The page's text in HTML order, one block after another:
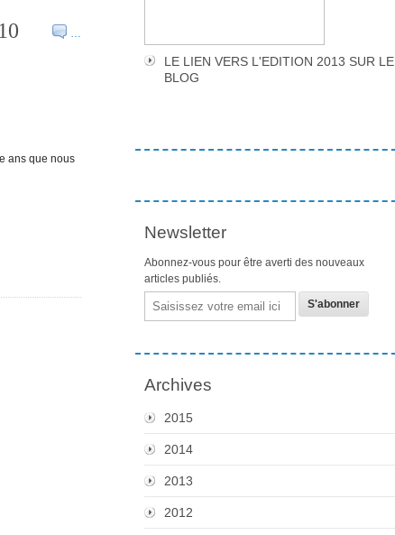
…
ans que nous
LE LIEN VERS L'EDITION 2013 SUR LE
BLOG
Newsletter
Abonnez-vous pour être averti des nouveaux
articles publiés.
Email
Archives
2015
2014
2013
2012